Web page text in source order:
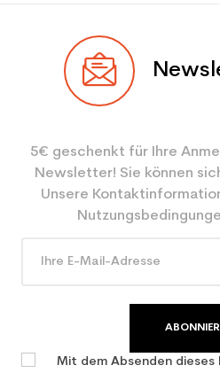
5€ geschenkt für Ihre
Newsletter! Sie können
Unsere
Mit dem Absenden dieses